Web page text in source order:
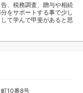
、税務調査、贈与や相続
をサポートする事で少し
て学んで甲斐があると思
10番8号